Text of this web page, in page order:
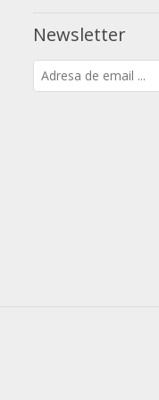
Newsletter